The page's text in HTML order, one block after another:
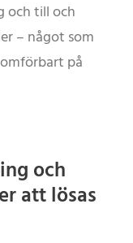
och till och
– något som
på
och
att lösas